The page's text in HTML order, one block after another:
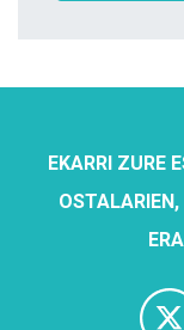
EKARRI ZURE
OSTALARIEN,